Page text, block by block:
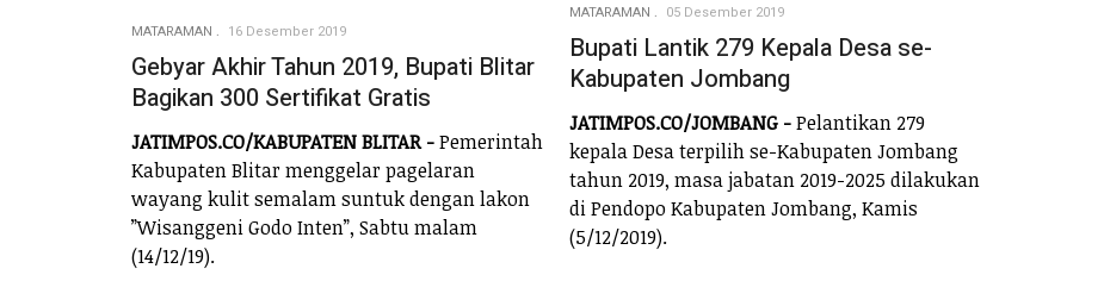
MATARAMAN 16 Desember 2019
Gebyar Akhir Tahun 2019, Bupati Blitar
Bagikan 300 Sertifikat Gratis
JATIMPOS.CO/KABUPATEN BLITAR -Pemerintah
Kabupaten Blitar menggelar pagelaran
wayang kulit semalam suntuk dengan lakon
”Wisanggeni Godo Inten”, Sabtu malam
(14/12/19).
MATARAMAN 05 Desember 2019
Bupati Lantik 279 Kepala Desa se-
Kabupaten Jombang
JATIMPOS.CO/JOMBANG -Pelantikan 279
kepala Desa terpilih se-Kabupaten Jombang
tahun 2019, masa jabatan 2019-2025 dilakukan
di Pendopo Kabupaten Jombang, Kamis
(5/12/2019).